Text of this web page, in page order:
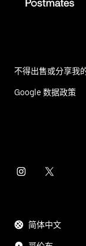
不得出售或分享我
Google 数据政策
简体中文